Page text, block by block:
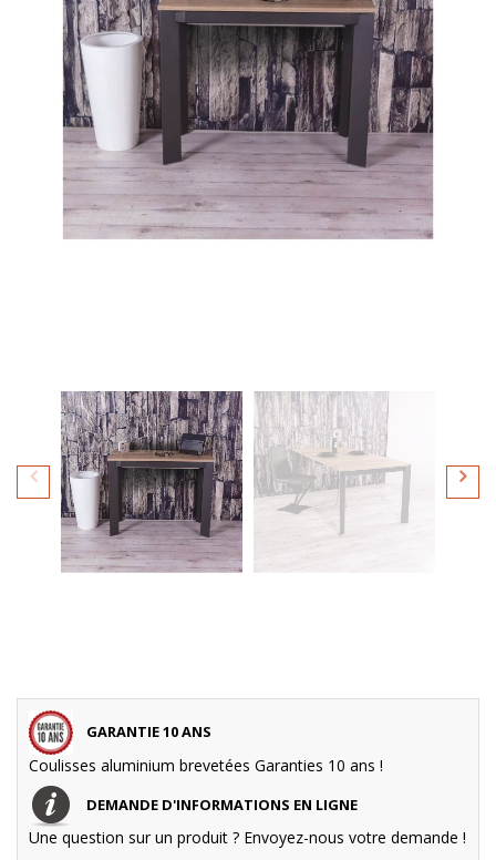
GARANTIE 10 ANS
Coulisses aluminium brevetées Garanties 10 ans !
DEMANDE D'INFORMATIONS EN LIGNE
Une question sur un produit ? Envoyez-nous votre demande !